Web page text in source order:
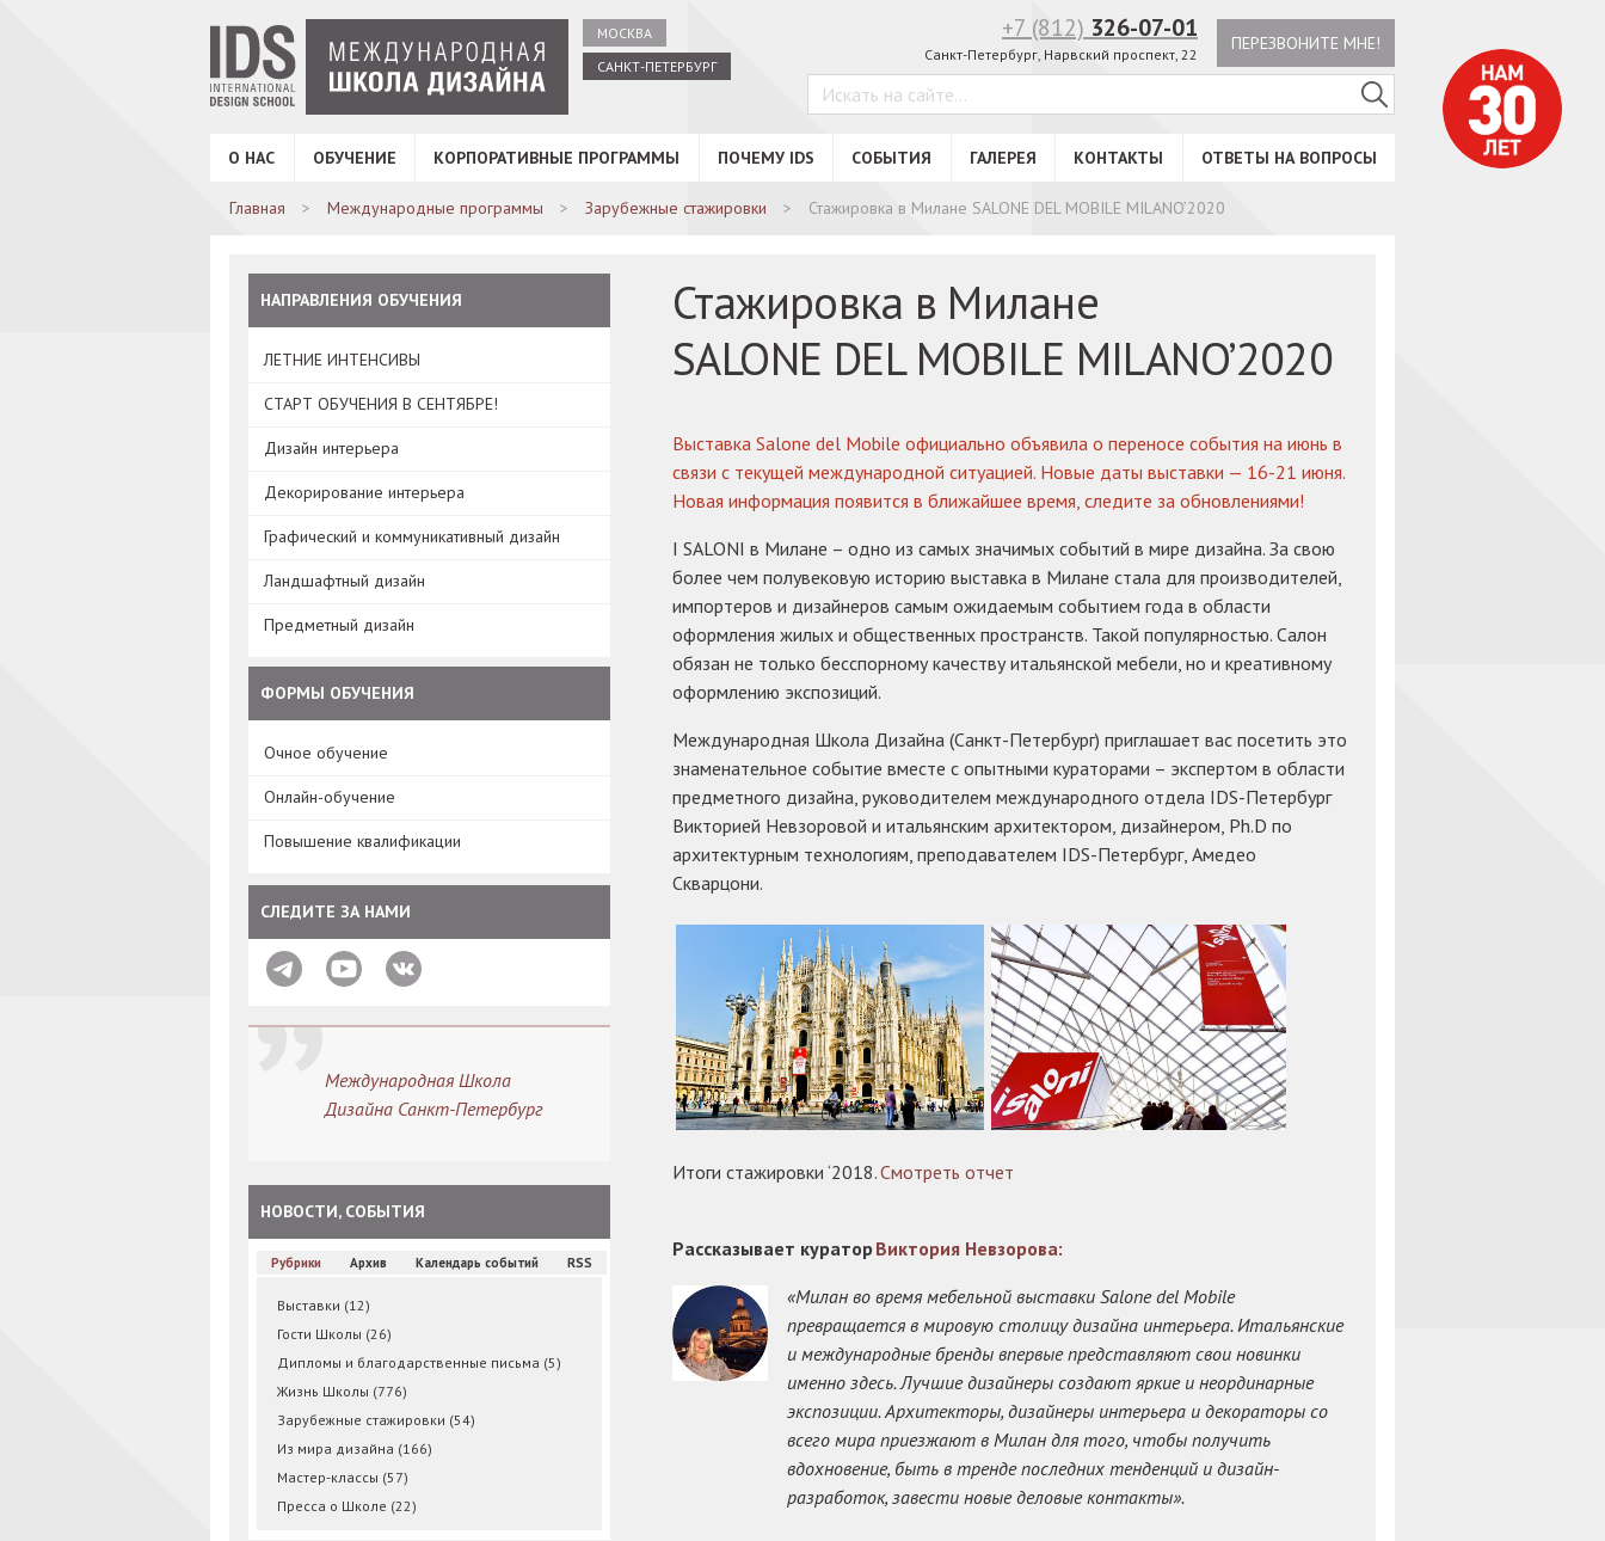
МОСКВА
САНКТ-ПЕТЕРБУРГ
ПЕРЕЗВОНИТЕ МНЕ!
+7 (812) 326-07-01
Санкт-Петербург, Нарвский проспект, 22
О НАС ОБУЧЕНИЕ КОРПОРАТИВНЫЕ ПРОГРАММЫ ПОЧЕМУ IDS СОБЫТИЯ ГАЛЕРЕЯ КОНТАКТЫ ОТВЕТЫ НА ВОПРОСЫ
Главная Международные программы Зарубежные стажировки Стажировка в Милане SALONE DEL MOBILE MILANO’2020
НАПРАВЛЕНИЯ ОБУЧЕНИЯ
ЛЕТНИЕ ИНТЕНСИВЫ
СТАРТ ОБУЧЕНИЯ В СЕНТЯБРЕ!
Дизайн интерьера
Декорирование интерьера
Графический и коммуникативный дизайн
Ландшафтный дизайн
Предметный дизайн
ФОРМЫ ОБУЧЕНИЯ
Очное обучение
Онлайн-обучение
Повышение квалификации
СЛЕДИТЕ ЗА НАМИ
Международная Школа
Дизайна Санкт-Петербург
НОВОСТИ, СОБЫТИЯ
Рубрики Архив Календарь событий RSS
Выставки (12)
Гости Школы (26)
Дипломы и благодарственные письма (5)
Жизнь Школы (776)
Зарубежные стажировки (54)
Из мира дизайна (166)
Мастер-классы (57)
Пресса о Школе (22)
Стажировка в Милане
SALONE DEL MOBILE MILANO’2020
Выставка Salone del Mobile официально объявила о переносе события на июнь в
связи с текущей международной ситуацией. Новые даты выставки — 16-21 июня.
Новая информация появится в ближайшее время, следите за обновлениями!
I SALONI в Милане – одно из самых значимых событий в мире дизайна. За свою
более чем полувековую историю выставка в Милане стала для производителей,
импортеров и дизайнеров самым ожидаемым событием года в области
оформления жилых и общественных пространств. Такой популярностью. Салон
обязан не только бесспорному качеству итальянской мебели, но и креативному
оформлению экспозиций.
Международная Школа Дизайна (Санкт-Петербург) приглашает вас посетить это
знаменательное событие вместе с опытными кураторами – экспертом в области
предметного дизайна, руководителем международного отдела IDS-Петербург
Викторией Невзоровой и итальянским архитектором, дизайнером, Ph.D по
архитектурным технологиям, преподавателем IDS-Петербург, Амедео
Скварцони.
Итоги стажировки ‘2018.Смотреть отчет
Рассказывает куратор Виктория Невзорова:
«Милан во время мебельной выставки Salone del Mobile
превращается в мировую столицу дизайна интерьера. Итальянские
и международные бренды впервые представляют свои новинки
именно здесь. Лучшие дизайнеры создают яркие и неординарные
экспозиции. Архитекторы, дизайнеры интерьера и декораторы со
всего мира приезжают в Милан для того, чтобы получить
вдохновение, быть в тренде последних тенденций и дизайн-
разработок, завести новые деловые контакты».